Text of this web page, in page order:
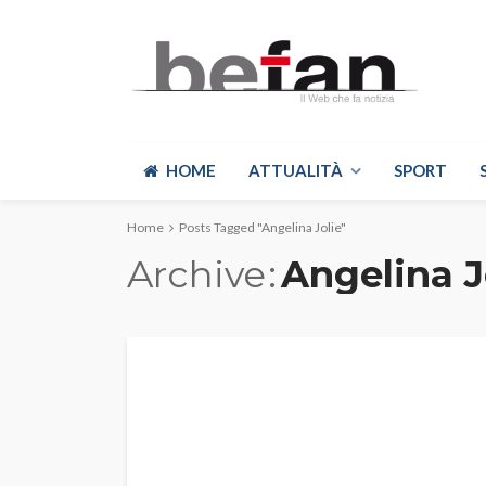
HOME ATTUALITÀ SPORT
Home Posts Tagged "Angelina Jolie"
Archive Angelina